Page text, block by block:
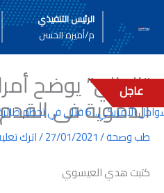
المحتوى
الرئيس التنفيذي
م/أميره الحسن
عاجل
في تحطم طائرة سياحية في ألاسكا
“الدالي” يوضح
الدموية فى
طب وصحة/
27/01/2021
/اترك
كتبت هدي العيسوي